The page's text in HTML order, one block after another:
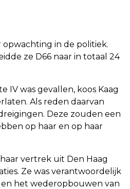
opwachting in de politiek.
ze D66 naar in totaal 24
IV was gevallen, koos Kaag
Als reden daarvan
Deze zouden een
op haar en op haar
vertrek uit Den Haag
Ze was verantwoordelijk
het wederopbouwen van